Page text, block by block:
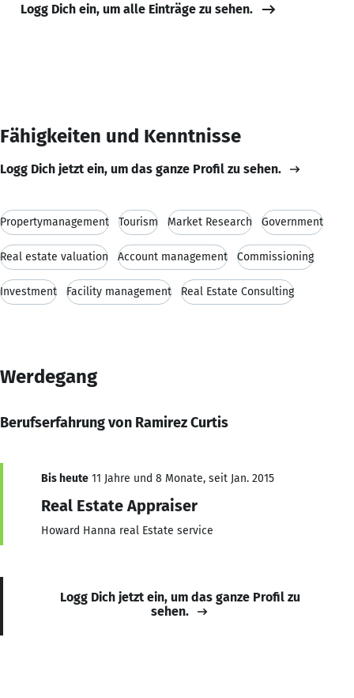
Logg Dich ein, um alle Einträge zu sehen.
Fähigkeiten und Kenntnisse
Logg Dich jetzt ein, um das ganze Profil zu sehen.
Propertymanagement Tourism Market Research Government
Real estate valuation Account management Commissioning
Investment Facility management Real Estate Consulting
Werdegang
Berufserfahrung von Ramirez Curtis
Bis heute 11 Jahre und 8 Monate, seit Jan. 2015
Real Estate Appraiser
Howard Hanna real Estate service
Logg Dich jetzt ein, um das ganze Profil zu
sehen.